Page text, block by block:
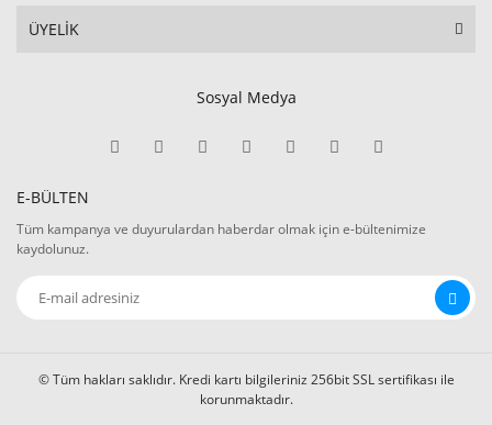
ÜYELİK
Sosyal Medya
E-BÜLTEN
Tüm kampanya ve duyurulardan haberdar olmak için e-bültenimize
kaydolunuz.
© Tüm hakları saklıdır. Kredi kartı bilgileriniz 256bit SSL sertifikası ile
korunmaktadır.